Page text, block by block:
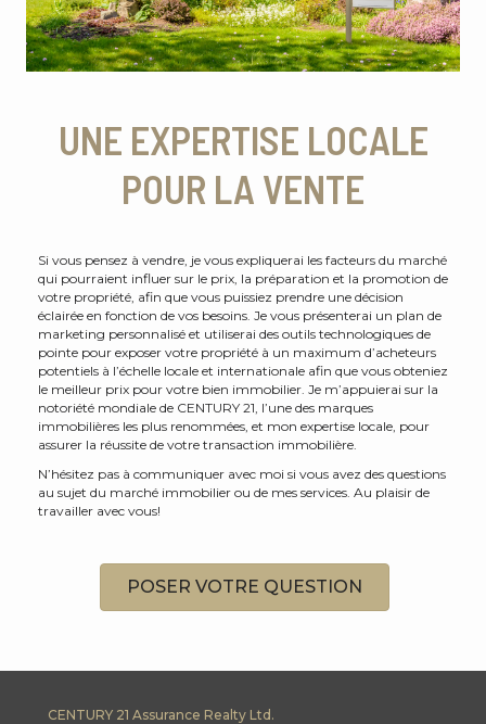
UNE EXPERTISE LOCALE
POUR LA VENTE
Si vous pensez à vendre, je vous expliquerai les facteurs du marché
qui pourraient influer sur le prix, la préparation et la promotion de
votre propriété, afin que vous puissiez prendre une décision
éclairée en fonction de vos besoins. Je vous présenterai un plan de
marketing personnalisé et utiliserai des outils technologiques de
pointe pour exposer votre propriété à un maximum d’acheteurs
potentiels à l’échelle locale et internationale afin que vous obteniez
le meilleur prix pour votre bien immobilier. Je m’appuierai sur la
notoriété mondiale de CENTURY 21, l’une des marques
immobilières les plus renommées, et mon expertise locale, pour
assurer la réussite de votre transaction immobilière.
N’hésitez pas à communiquer avec moi si vous avez des questions
au sujet du marché immobilier ou de mes services. Au plaisir de
travailler avec vous!
POSER VOTRE QUESTION
CENTURY 21 Assurance Realty Ltd.